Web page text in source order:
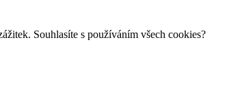
Souhlasíte s používáním všech cookies?